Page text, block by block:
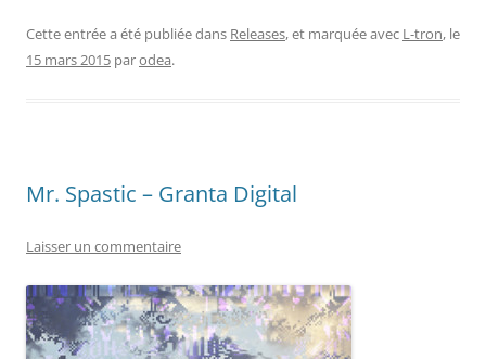
Cette entrée a été publiée dans Releases, et marquée avec L-tron, le
15 mars 2015 parodea.
Mr. Spastic – Granta Digital
Laisser un commentaire